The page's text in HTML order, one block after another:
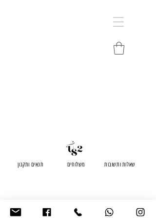
תנאים ותקנון שאלות ותשובות משלוחים